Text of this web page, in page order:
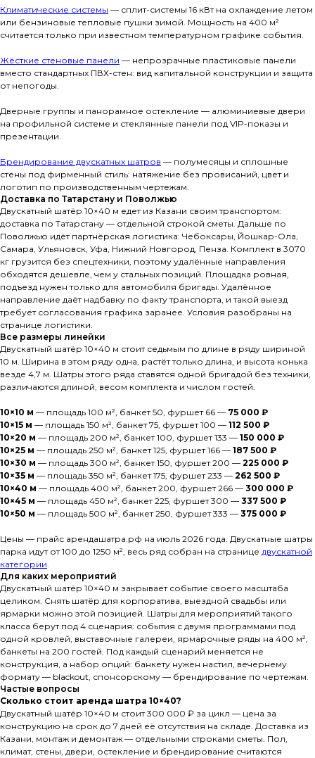
Климатические системы — сплит-системы 16 кВт на охлаждение летом
или бензиновые тепловые пушки зимой. Мощность на 400 м²
считается только при известном температурном графике события.
Жёсткие стеновые панели — непрозрачные пластиковые панели
вместо стандартных ПВХ-стен: вид капитальной конструкции и защита
от непогоды.
Дверные группы и панорамное остекление — алюминиевые двери
на профильной системе и стеклянные панели под VIP-показы и
презентации.
Брендирование двускатных шатров — полумесяцы и сплошные
стены под фирменный стиль: натяжение без провисаний, цвет и
логотип по производственным чертежам.
Доставка по Татарстану и Поволжью
Двускатный шатёр 10×40 м едет из Казани своим транспортом:
доставка по Татарстану — отдельной строкой сметы. Дальше по
Поволжью идёт партнёрская логистика: Чебоксары, Йошкар-Ола,
Самара, Ульяновск, Уфа, Нижний Новгород, Пенза. Комплект в 3070
кг грузится без спецтехники, поэтому удалённые направления
обходятся дешевле, чем у стальных позиций. Площадка ровная,
подъезд нужен только для автомобиля бригады. Удалённое
направление даёт надбавку по факту транспорта, и такой выезд
требует согласования графика заранее. Условия разобраны на
странице логистики.
Все размеры линейки
Двускатный шатёр 10×40 м стоит седьмым по длине в ряду шириной
10 м. Ширина в этом ряду одна, растёт только длина, и высота конька
везде 4,7 м. Шатры этого ряда ставятся одной бригадой без техники,
различаются длиной, весом комплекта и числом гостей.
10×10 м — площадь 100 м², банкет 50, фуршет 66 — 75 000 ₽
10×15 м — площадь 150 м², банкет 75, фуршет 100 — 112 500 ₽
10×20 м — площадь 200 м², банкет 100, фуршет 133 — 150 000 ₽
10×25 м — площадь 250 м², банкет 125, фуршет 166 — 187 500 ₽
10×30 м — площадь 300 м², банкет 150, фуршет 200 — 225 000 ₽
10×35 м — площадь 350 м², банкет 175, фуршет 233 — 262 500 ₽
10×40 м — площадь 400 м², банкет 200, фуршет 266 — 300 000 ₽
10×45 м — площадь 450 м², банкет 225, фуршет 300 — 337 500 ₽
10×50 м — площадь 500 м², банкет 250, фуршет 333 — 375 000 ₽
Цены — прайс арендашатра.рф на июль 2026 года. Двускатные шатры
парка идут от 100 до 1250 м², весь ряд собран на странице двускатной
категории.
Для каких мероприятий
Двускатный шатёр 10×40 м закрывает событие своего масштаба
целиком. Снять шатёр для корпоратива, выездной свадьбы или
ярмарки можно этой позицией. Шатры для мероприятий такого
класса берут под 4 сценария: события с двумя программами под
одной кровлей, выставочные галереи, ярмарочные ряды на 400 м²,
банкеты на 200 гостей. Под каждый сценарий меняется не
конструкция, а набор опций: банкету нужен настил, вечернему
формату — blackout, спонсорскому — брендирование по чертежам.
Частые вопросы
Сколько стоит аренда шатра 10×40?
Двускатный шатёр 10×40 м стоит 300 000 ₽ за цикл — цена за
конструкцию на срок до 7 дней её отсутствия на складе. Доставка из
Казани, монтаж и демонтаж — отдельными строками сметы. Пол,
климат, стены, двери, остекление и брендирование считаются